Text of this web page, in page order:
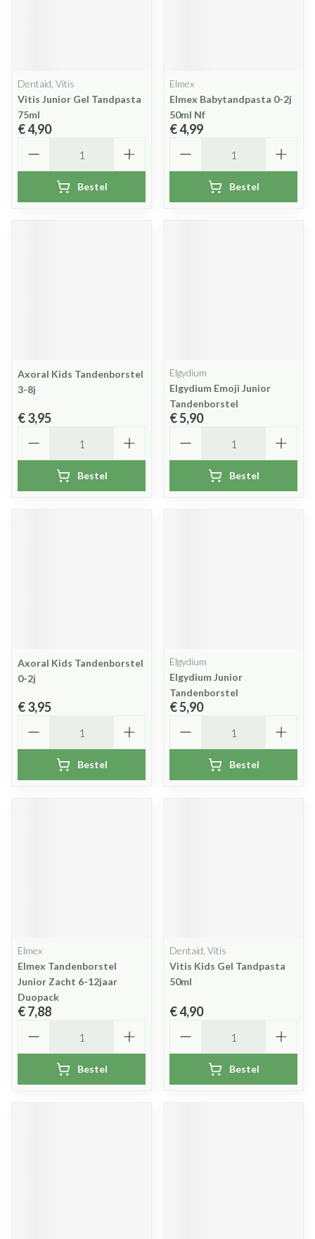
Dentaid, Vitis
Vitis Junior Gel Tandpasta
75ml
€ 4,90
Bestel
Elmex
Elmex Babytandpasta 0-2j
50ml Nf
€ 4,99
Bestel
Axoral Kids Tandenborstel
3-8j
€ 3,95
Bestel
Elgydium
Elgydium Emoji Junior
Tandenborstel
€ 5,90
Bestel
Axoral Kids Tandenborstel
0-2j
€ 3,95
Bestel
Elgydium
Elgydium Junior
Tandenborstel
€ 5,90
Bestel
Elmex
Elmex Tandenborstel
Junior Zacht 6-12jaar
Duopack
€ 7,88
Bestel
Dentaid, Vitis
Vitis Kids Gel Tandpasta
50ml
€ 4,90
Bestel